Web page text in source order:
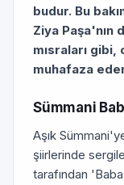
budur. Bu
Ziya Paşa'nın
mısraları gibi,
muhafaza
Sümmani
Aşık
şiirlerinde
tarafından 'Baba'